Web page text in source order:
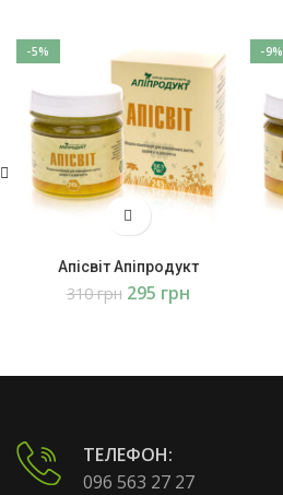
-5%
Апісвіт Апіпродукт
310грн 295 грн
-9%
ТЕЛЕФОН:
096 563 27 27